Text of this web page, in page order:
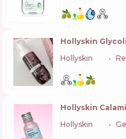
Hollyskin
Hollyskin
Hollyskin
Hollyskin